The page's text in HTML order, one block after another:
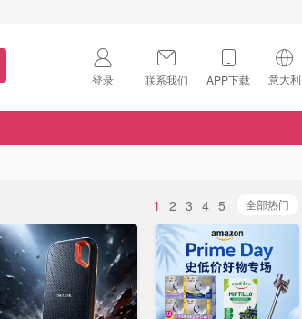
登录 联系我们 APP下载
Download on the
App Store
Download the
Android App
意大利
🇺🇸
🇨🇦加拿大
🇬🇧英国
🇩🇪德国
1 2 3 4 5 全部热门